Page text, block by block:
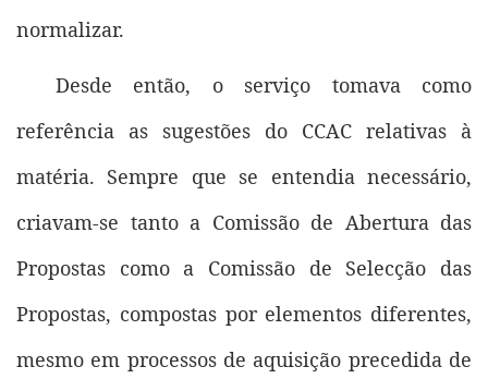
normalizar.
Desde então, o serviço tomava como
referência as sugestões do CCAC relativas à
matéria. Sempre que se entendia necessário,
criavam-se tanto a Comissão de Abertura das
Propostas como a Comissão de Selecção das
Propostas, compostas por elementos diferentes,
mesmo em processos de aquisição precedida de